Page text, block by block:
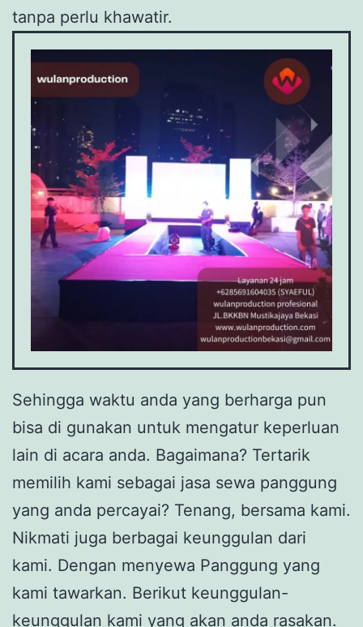
tanpa perlu khawatir.
Sehingga waktu anda yang berharga pun
bisa di gunakan untuk mengatur keperluan
lain di acara anda. Bagaimana? Tertarik
memilih kami sebagai jasa sewa panggung
yang anda percayai? Tenang, bersama kami.
Nikmati juga berbagai keunggulan dari
kami. Dengan menyewa Panggung yang
kami tawarkan. Berikut keunggulan-
keunggulan kami yang akan anda rasakan.